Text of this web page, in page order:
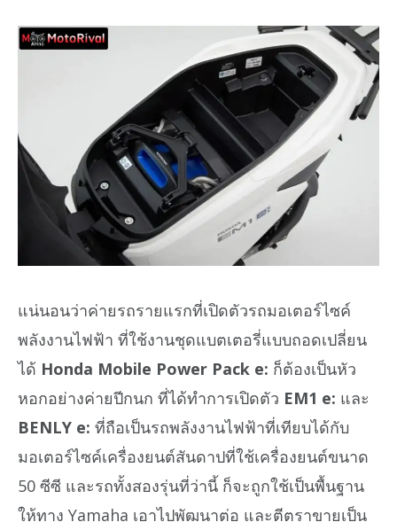
แน่นอนว่าค่ายรถรายแรกที่เปิดตัวรถมอเตอร์ไซค์
พลังงานไฟฟ้า ที่ใช้งานชุดแบตเตอรี่แบบถอดเปลี่ยน
ได้ Honda Mobile Power Pack e: ก็ต้องเป็นหัว
หอกอย่างค่ายปีกนก ที่ได้ทำการเปิดตัว EM1 e: และ
BENLY e: ที่ถือเป็นรถพลังงานไฟฟ้าที่เทียบได้กับ
มอเตอร์ไซค์เครื่องยนต์สันดาปที่ใช้เครื่องยนต์ขนาด
50 ซีซี และรถทั้งสองรุ่นที่ว่านี้ ก็จะถูกใช้เป็นพื้นฐาน
ให้ทาง Yamaha เอาไปพัฒนาต่อ และตีตราขายเป็น